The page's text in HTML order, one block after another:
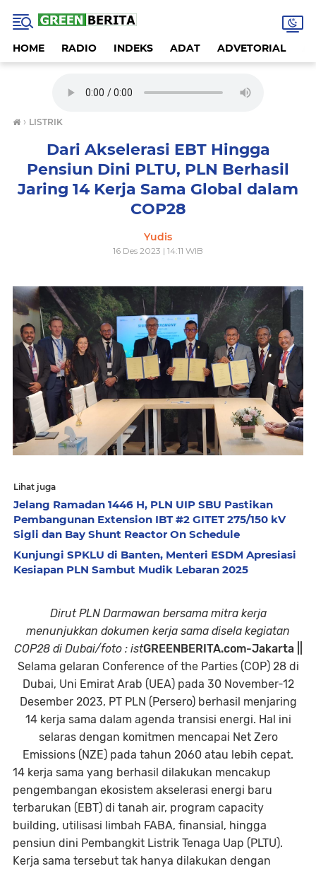
HOME RADIO INDEKS ADAT ADVETORIAL
› LISTRIK
Dari Akselerasi EBT Hingga
Pensiun Dini PLTU, PLN Berhasil
Jaring 14 Kerja Sama Global dalam
COP28
Yudis
16 Des 2023 | 14:11 WIB
Lihat juga
Jelang Ramadan 1446 H, PLN UIP SBU Pastikan
Pembangunan Extension IBT #2 GITET 275/150 kV
Sigli dan Bay Shunt Reactor On Schedule
Kunjungi SPKLU di Banten, Menteri ESDM Apresiasi
Kesiapan PLN Sambut Mudik Lebaran 2025
Dirut PLN Darmawan bersama mitra kerja
menunjukkan dokumen kerja sama disela kegiatan
COP28 di Dubai/foto : istGREENBERITA.com-Jakarta ||
Selama gelaran Conference of the Parties(COP) 28 di
Dubai, Uni Emirat Arab (UEA) pada 30 November-12
Desember 2023, PT PLN (Persero) berhasil menjaring
14 kerja sama dalam agenda transisi energi. Hal ini
selaras dengan komitmen mencapai Net Zero
Emissions (NZE) pada tahun 2060 atau lebih cepat.
14 kerja sama yang berhasil dilakukan mencakup
pengembangan ekosistem akselerasi energi baru
terbarukan (EBT) di tanah air, program capacity
building, utilisasi limbah FABA, finansial, hingga
pensiun dini Pembangkit Listrik Tenaga Uap (PLTU).
Kerja sama tersebut tak hanya dilakukan dengan